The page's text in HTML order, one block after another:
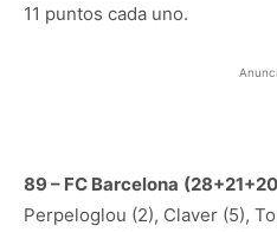
11 puntos cada uno.
89 – FC Barcelona
Perpeloglou (2), Claver (5),